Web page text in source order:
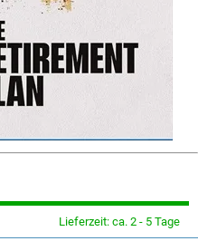
Lieferzeit: ca. 2 - 5 Tage